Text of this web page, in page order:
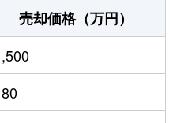
売却価格（万円）